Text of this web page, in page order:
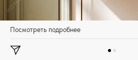
Посмотреть подробнее